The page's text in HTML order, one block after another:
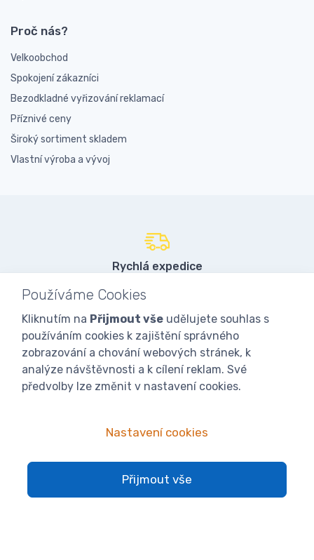
Proč nás?
Velkoobchod
Spokojení zákazníci
Bezodkladné vyřizování reklamací
Příznivé ceny
Široký sortiment skladem
Vlastní výroba a vývoj
Rychlá expedice
Vlastní sklady
přes 3000 položek skladem
a sklad přes 2000 m2
Skvělá cena a kvalita
Používáme Cookies
Kliknutím na Přijmout vše udělujete souhlas s
používáním cookies k zajištění správného
zobrazování a chování webových stránek, k
analýze návštěvnosti a k cílení reklam. Své
předvolby lze změnit v nastavení cookies.
Nastavení cookies
Přijmout vše